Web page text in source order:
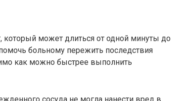
который может длиться от одной минуты до
больному пережить последствия
как можно быстрее выполнить